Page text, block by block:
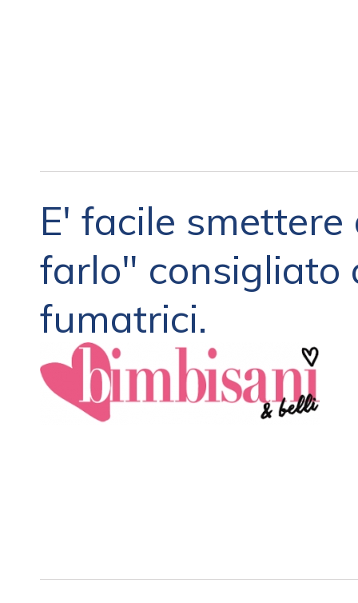
E' facile
farlo" consigliato
fumatrici.